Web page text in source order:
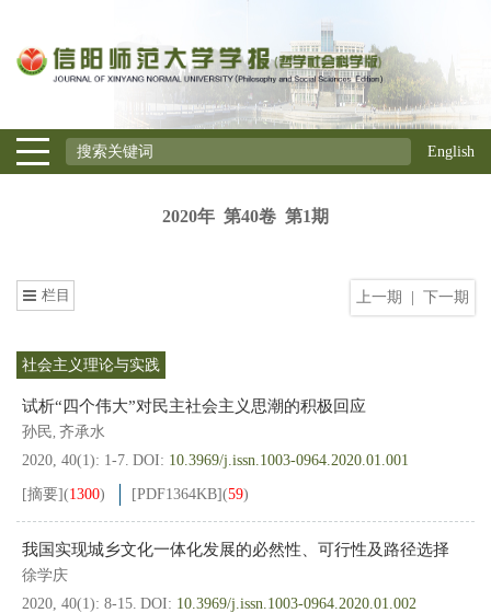
English
2020年 第40卷 第1期
上一期 下一期
栏目
社会主义理论与实践
试析“四个伟大”对民主社会主义思潮的积极回应
孙民, 齐承水
2020, 40(1): 1-7. DOI: 10.3969/j.issn.1003-0964.2020.01.001
[摘要](1300) [PDF1364KB](59)
我国实现城乡文化一体化发展的必然性、可行性及路径选择
徐学庆
2020, 40(1): 8-15. DOI: 10.3969/j.issn.1003-0964.2020.01.002